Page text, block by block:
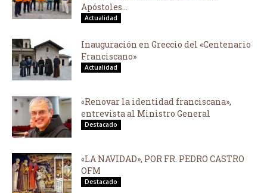
Apóstoles...
Actualidad
Inauguración en Greccio del «Centenario
Franciscano»
Actualidad
«Renovar la identidad franciscana»,
entrevista al Ministro General
Destacado
«LA NAVIDAD», POR FR. PEDRO CASTRO
OFM
Destacado